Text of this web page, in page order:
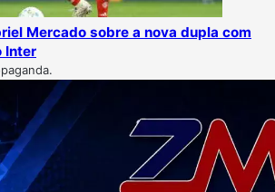
Mercado sobre a nova dupla com
Inter